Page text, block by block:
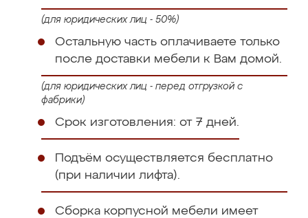
(для юридических лиц - 50%)
Остальную часть оплачиваете только
после доставки мебели к Вам домой.
(для юридических лиц - перед отгрузкой с
фабрики)
Срок изготовления: от 7 дней.
Подъём осуществляется бесплатно
(при наличии лифта).
Сборка корпусной мебели имеет